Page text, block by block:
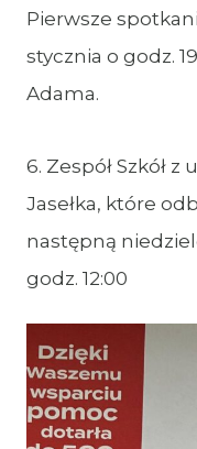
Pierwsze
stycznia o godz.
Adama.
6. Zespół Szkół z
Jasełka, które
następną
godz. 12:00